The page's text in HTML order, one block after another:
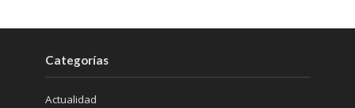
Categorías
Actualidad